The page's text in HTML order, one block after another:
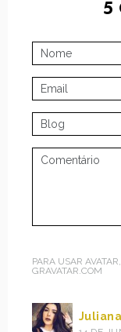
5
PARA USAR
GRAVATAR.COM